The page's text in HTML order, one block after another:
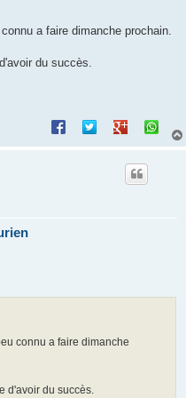
a faire dimanche prochain.
du succès.
connu a faire dimanche
d'avoir du succès.